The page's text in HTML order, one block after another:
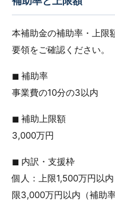
本補助金の補助率・上限
要領をご確認ください。
◼︎ 補助率
事業費の10分の3以内
◼︎ 補助上限額
3,000万円
◼︎ 内訳・支援枠
個人：上限1,500万円以
限3,000万円以内（補助